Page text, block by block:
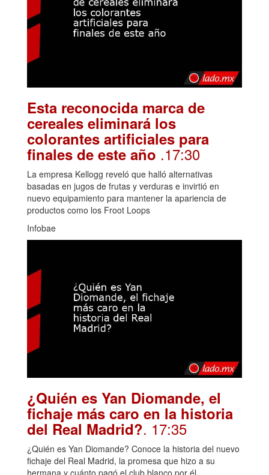
Esta reconocida marca de
cereales eliminará los
colorantes artificiales para
finales de este año .17:30
La empresa Kellogg reveló que halló alternativas
basadas en jugos de frutas y verduras e invirtió en
nuevo equipamiento para mantener la apariencia de
productos como los Froot Loops
Infobae
¿Quién es Yan Diomande, el
fichaje más caro en la historia
del Real Madrid?. 17:35
¿Quién es Yan Diomande? Conoce la historia del nuevo
fichaje del Real Madrid, la promesa que hizo a su
hermana y cuánto pagó el club blanco por él.